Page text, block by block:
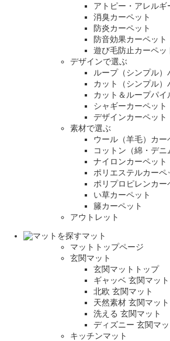
アトピー・アレルギ
消臭カーペット
防炎カーペット
防音効果カーペット
遊び毛防止カーペッ
デザインで選ぶ
ループ（シンプル）
カット（シンプル）
カット＆ループパイ
シャギーカーペット
デザインカーペット
素材で選ぶ
ウール（羊毛）カー
コットン（綿・デニ
ナイロンカーペット
ポリエステルカーペ
ポリプロピレンカー
い草カーペット
籐カーペット
アウトレット
マット
マットトップページ
玄関マット
玄関マットトップ
ギャッベ 玄関マット
北欧 玄関マット
天然素材 玄関マット
洗える 玄関マット
ディズニー 玄関マッ
キッチンマット